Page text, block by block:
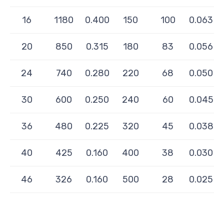
16 1180 0.400 150 100 0.063
20 850 0.315 180 83 0.056
24 740 0.280 220 68 0.050
30 600 0.250 240 60 0.045
36 480 0.225 320 45 0.038
40 425 0.160 400 38 0.030
46 326 0.160 500 28 0.025